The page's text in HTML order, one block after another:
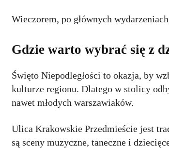
Wieczorem, po głównych
Gdzie warto wybrać się z
Święto Niepodległości to okazja, by
kulturze regionu. Dlatego w stolicy
nawet młodych warszawiaków.
Ulica Krakowskie Przedmieście jest
są sceny muzyczne, taneczne i